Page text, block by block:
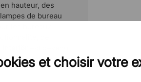
et choisir votre
hauteur, des
de bureau
les bureaux
de
une marque